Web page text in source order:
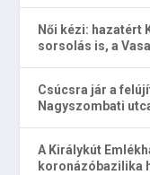
Női kézi: hazatért
sorsolás is, a
Csúcsra jár a
Nagyszombati
A Királykút
koronázóbazilika